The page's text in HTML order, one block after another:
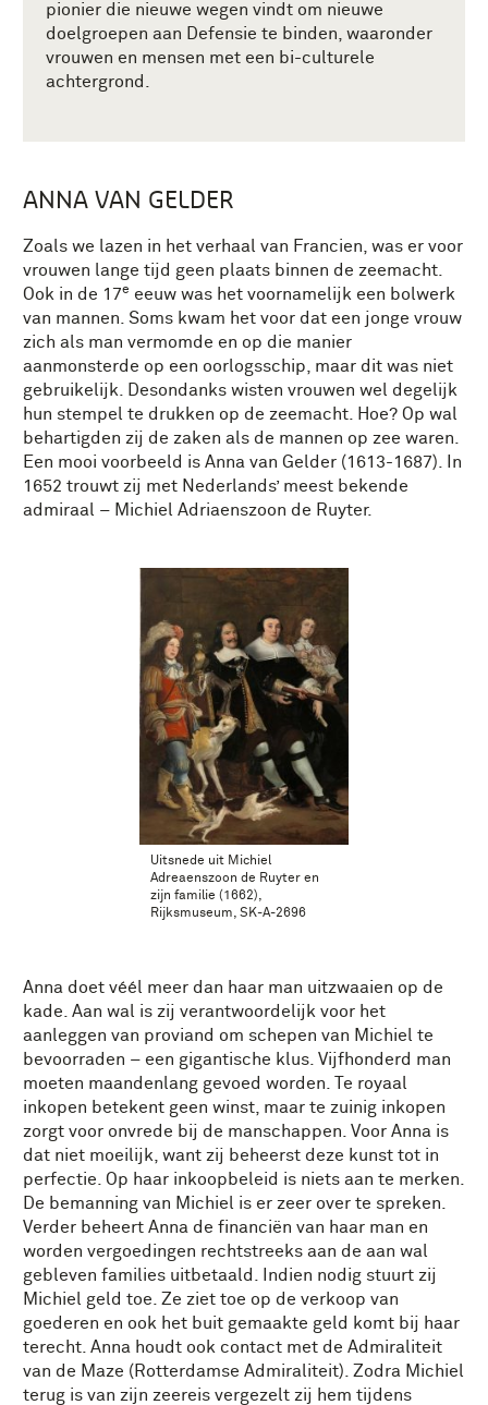
pionier die nieuwe wegen vindt om nieuwe
doelgroepen aan Defensie te binden, waaronder
vrouwen en mensen met een bi-culturele
achtergrond.
ANNA VAN GELDER
Zoals we lazen in het verhaal van Francien, was er voor
vrouwen lange tijd geen plaats binnen de zeemacht.
Ook in de 17e eeuw was het voornamelijk een bolwerk
van mannen. Soms kwam het voor dat een jonge vrouw
zich als man vermomde en op die manier
aanmonsterde op een oorlogsschip, maar dit was niet
gebruikelijk. Desondanks wisten vrouwen wel degelijk
hun stempel te drukken op de zeemacht. Hoe? Op wal
behartigden zij de zaken als de mannen op zee waren.
Een mooi voorbeeld is Anna van Gelder (1613-1687). In
1652 trouwt zij met Nederlands’ meest bekende
admiraal – Michiel Adriaenszoon de Ruyter.
Uitsnede uit Michiel
Adreaenszoon de Ruyter en
zijn familie (1662),
Rijksmuseum, SK-A-2696
Anna doet véél meer dan haar man uitzwaaien op de
kade. Aan wal is zij verantwoordelijk voor het
aanleggen van proviand om schepen van Michiel te
bevoorraden – een gigantische klus. Vijfhonderd man
moeten maandenlang gevoed worden. Te royaal
inkopen betekent geen winst, maar te zuinig inkopen
zorgt voor onvrede bij de manschappen. Voor Anna is
dat niet moeilijk, want zij beheerst deze kunst tot in
perfectie. Op haar inkoopbeleid is niets aan te merken.
De bemanning van Michiel is er zeer over te spreken.
Verder beheert Anna de financiën van haar man en
worden vergoedingen rechtstreeks aan de aan wal
gebleven families uitbetaald. Indien nodig stuurt zij
Michiel geld toe. Ze ziet toe op de verkoop van
goederen en ook het buit gemaakte geld komt bij haar
terecht. Anna houdt ook contact met de Admiraliteit
van de Maze (Rotterdamse Admiraliteit). Zodra Michiel
terug is van zijn zeereis vergezelt zij hem tijdens